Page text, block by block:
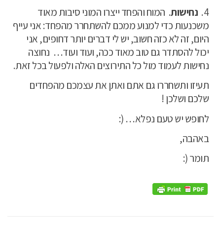
4. נחישות. המוח והפחד ייצרו המוני סיבות מאוד
משכנעות כדי למנוע ממכם להשתחרר מהפחד: אני עייף
היום, זה לא כזה חשוב, יש לי דברים יותר דחופים, אני
יכול להסתדר גם טוב מאוד ככה, ועוד ועוד… נחוצה
נחישות לעמוד מול כל התירוצים האלה ולפעול בכל זאת.
תעיזו ותשחררו גם אתם ואתן את עצמכם מהפחדים
שלכם ושלכן !
לחופש יש טעם נפלא… (:
באהבה,
תומר (: